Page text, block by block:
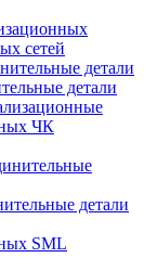
сетей
детали
ЧК
детали
SML